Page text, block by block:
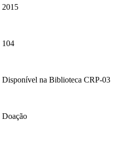
2015
104
Disponível na Biblioteca CRP-03
Doação